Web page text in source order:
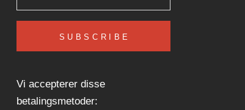
SUBSCRIBE
Vi accepterer disse
betalingsmetoder: